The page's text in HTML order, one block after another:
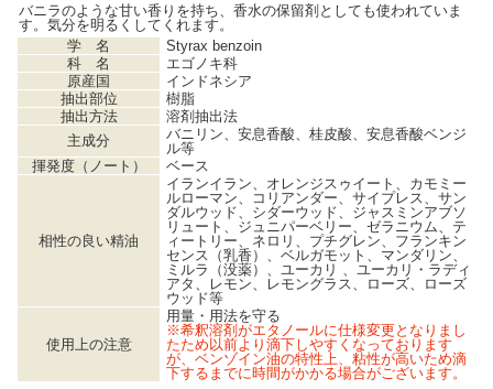
バニラのような甘い香りを持ち、香水の保留剤としても使われていま
す。気分を明るくしてくれます。
学 名
Styrax benzoin
科 名
エゴノキ科
原産国
インドネシア
抽出部位
樹脂
抽出方法
溶剤抽出法
主成分
バニリン、安息香酸、桂皮酸、安息香酸ベンジ
ル等
揮発度（ノート）
ベース
相性の良い精油
イランイラン、オレンジスゥイート、カモミー
ルローマン、コリアンダー、サイプレス、サン
ダルウッド、シダーウッド、ジャスミンアブソ
リュート、ジュニパーベリー、ゼラニウム、テ
ィートリー、ネロリ、プチグレン、フランキン
センス（乳香）、ベルガモット、マンダリン、
ミルラ（没薬）、ユーカリ 、ユーカリ・ラディ
アタ、レモン、レモングラス、ローズ、ローズ
ウッド等
使用上の注意
用量・用法を守る
※希釈溶剤がエタノールに仕様変更となりまし
たため以前より滴下しやすくなっております
が、ベンゾイン油の特性上、粘性が高いため滴
下するまでに時間がかかる場合がございます。